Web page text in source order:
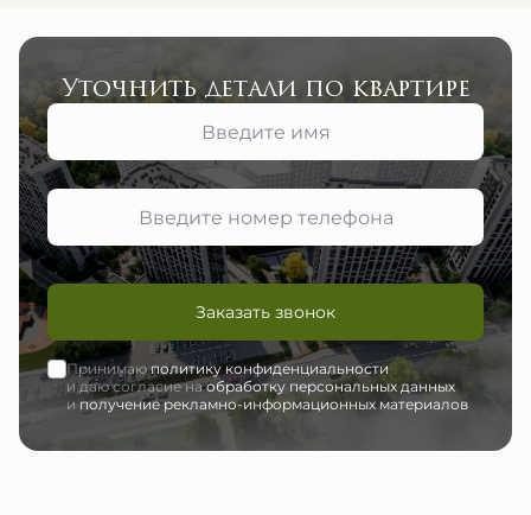
Уточнить детали по квартире
Заказать звонок
Принимаюполитику конфиденциальности
и даю согласие наобработку персональных данных
иполучение рекламно-информационных материалов